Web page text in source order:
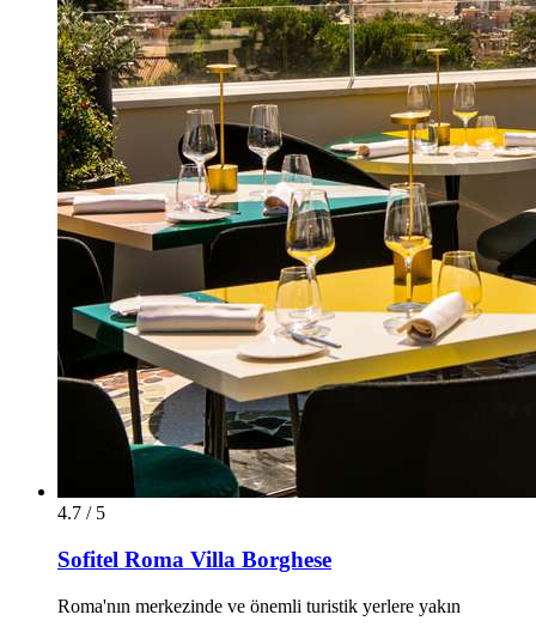
4.7 / 5
Sofitel Roma Villa Borghese
Roma'nın merkezinde ve önemli turistik yerlere yakın